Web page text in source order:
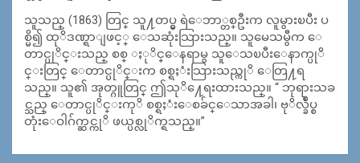
သူသည္ (1863) တြင္ သူ႔တပ္မွ ရဲေဘာ္တစ္ဦးက လူမွားၿပီး ပ
စ္မိ၍ ထုိဒဏ္ရာျဖင့္ ေသဆုံးသြားသည္။ သူမေသမွီက ေ
တာင္ပုိင္းသည္ စစ္ ႏုိင္ေနရာမွ သူေသၿပီးေနာက္ပုိ
င္းတြင္ ေတာင္ပုိင္းက စစ္ရႈံးသြားသည္ကုိ ေတြ႔ရ
သည္။ သူ၏ အုတ္ဂူတြင္ ဤသုိ႔ေရးထားသည္။ “ ဘုရားသခ
င္သည္ ေတာင္ပုိင္းကုိ စစ္ရႈံးေစခ်င္ေသာအခါ၊ ဗုိလ္ခ်ဳပ္စ
တုံးေဝါဂ်က္ဆင္ကုိ ဖယ္ပစ္လုိက္ရသည္။”